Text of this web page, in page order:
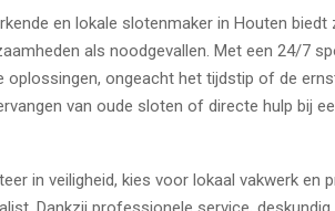
en lokale slotenmaker in Houten
als noodgevallen. Met een 24/7
oplossingen, ongeacht het tijdstip of de
van oude sloten of directe hulp bij
in veiligheid, kies voor lokaal vakwerk en